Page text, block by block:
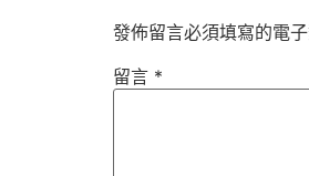
發佈留言必須填寫的電
留言 *